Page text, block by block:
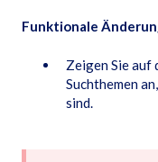
Funktionale
Zeigen Sie auf
Suchthemen
sind.